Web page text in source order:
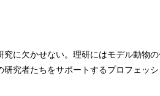
に欠かせない。理研にはモデル動物
究者たちをサポートするプロフェッ